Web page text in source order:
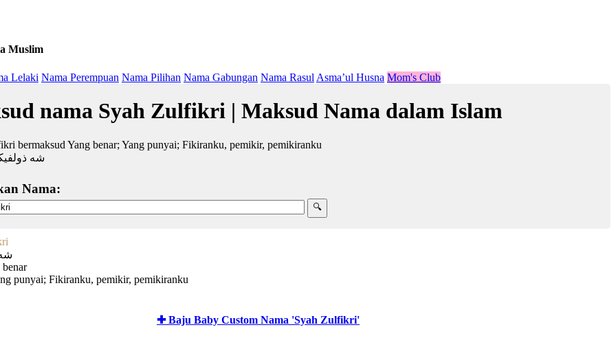
Muslim
Lelaki Nama Perempuan Nama Pilihan Nama Gabungan Nama Rasul Asma’ul Husna Mom's Club
nama Syah Zulfikri | Maksud Nama dalam Islam
bermaksud Yang benar; Yang punyai; Fikiranku, pemikir, pemikiranku
شه
Nama:
benar
punyai; Fikiranku, pemikir, pemikiranku
✚ Baju Baby Custom Nama 'Syah Zulfikri'